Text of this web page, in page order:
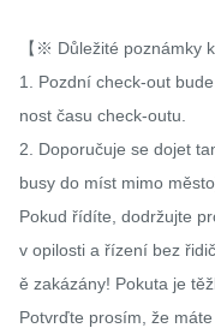
【※ Důležité poznámky
1. Pozdní check-out
nost času check-outu.
2. Doporučuje se dojet
busy do míst mimo
Pokud řídíte, dodržujte
v opilosti a řízení bez
ě zakázány! Pokuta je
Potvrďte prosím, že